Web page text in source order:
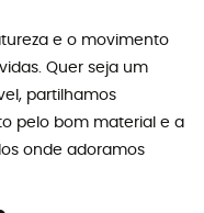
e o movimento
Quer seja um
partilhamos
pelo bom material e a
onde adoramos